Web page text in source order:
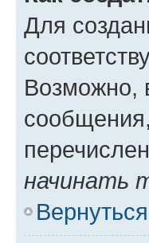
Для
Возможно,
начинать